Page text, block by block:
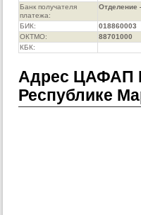
Банк получателя
платежа:
Отделение
БИК:
018860003
ОКТМО:
88701000
КБК:
Адрес ЦАФАП
Республике